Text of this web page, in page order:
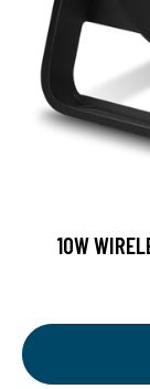
10W